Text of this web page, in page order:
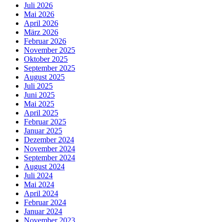
Juli 2026
Mai 2026
April 2026
März 2026
Februar 2026
November 2025
Oktober 2025
September 2025
August 2025
Juli 2025
Juni 2025
Mai 2025
April 2025
Februar 2025
Januar 2025
Dezember 2024
November 2024
September 2024
August 2024
Juli 2024
Mai 2024
April 2024
Februar 2024
Januar 2024
November 2023